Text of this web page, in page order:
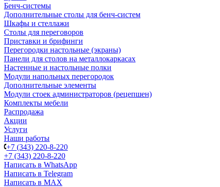
Бенч-системы
Дополнительные столы для бенч-систем
Шкафы и стеллажи
Столы для переговоров
Приставки и брифинги
Перегородки настольные (экраны)
Панели для столов на металлокаркасах
Настенные и настольные полки
Модули напольных перегородок
Дополнительные элементы
Модули стоек администраторов (рецепшен)
Комплекты мебели
Распродажа
Акции
Услуги
Наши работы
+7 (343) 220-8-220
+7 (343) 220-8-220
Написать в WhatsApp
Написать в Telegram
Написать в MAX